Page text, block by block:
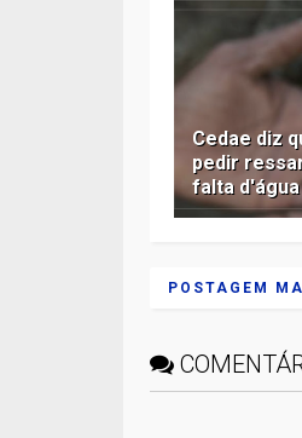
Cedae diz
pedir
falta d'água
POSTAGEM